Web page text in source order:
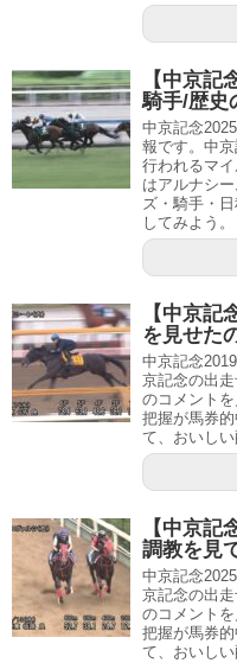
【中京記
騎手/歴史
中京記念
報です。中
行われるマ
はアルナシ
ズ・騎手・
してみよう。
【中京記
を見せた
中京記念
京記念の出
のコメント
把握が馬券
て、おいし
【中京記
調教を見
中京記念
京記念の出
のコメント
把握が馬券
て、おいし